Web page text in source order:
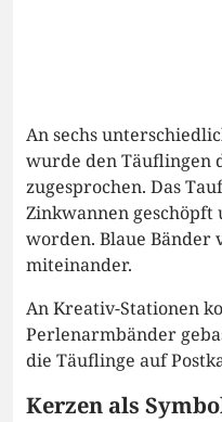
An sechs
wurde den Täuflingen
zugesprochen. Das
Zinkwannen
worden. Blaue Bänder
miteinander.
An Kreativ-Stationen
Perlenarmbänder
die Täuflinge auf
Kerzen als